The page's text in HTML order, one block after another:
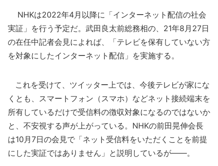
NHKは2022年4月以降に「インターネット配信の社会
実証」を行う予定だ。武田良太前総務相の、21年8月27日
の在任中記者会見によれば、「テレビを保有していない方
を対象にしたインターネット配信」を実施する。
これを受けて、ツイッター上では、今後テレビが家にな
くとも、スマートフォン（スマホ）などネット接続端末を
所有しているだけで受信料の徴収対象になるのではないか
と、不安視する声が上がっている。NHKの前田晃伸会長
は10月7日の会見で「ネット受信料をいただくことを前提
にした実証ではありません」と説明しているが――。